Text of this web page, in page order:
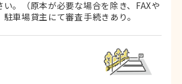
。
（原本が必要な場合を除き、FAXや
駐車場貸主にて審査手続きあり。